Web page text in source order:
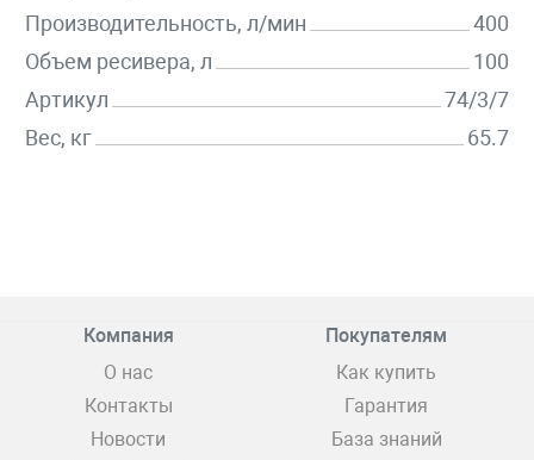
Производительность, л/мин
400
Объем ресивера, л
100
Артикул
74/3/7
Вес, кг
65.7
Компания
О нас
Контакты
Новости
Покупателям
Как купить
Гарантия
База знаний